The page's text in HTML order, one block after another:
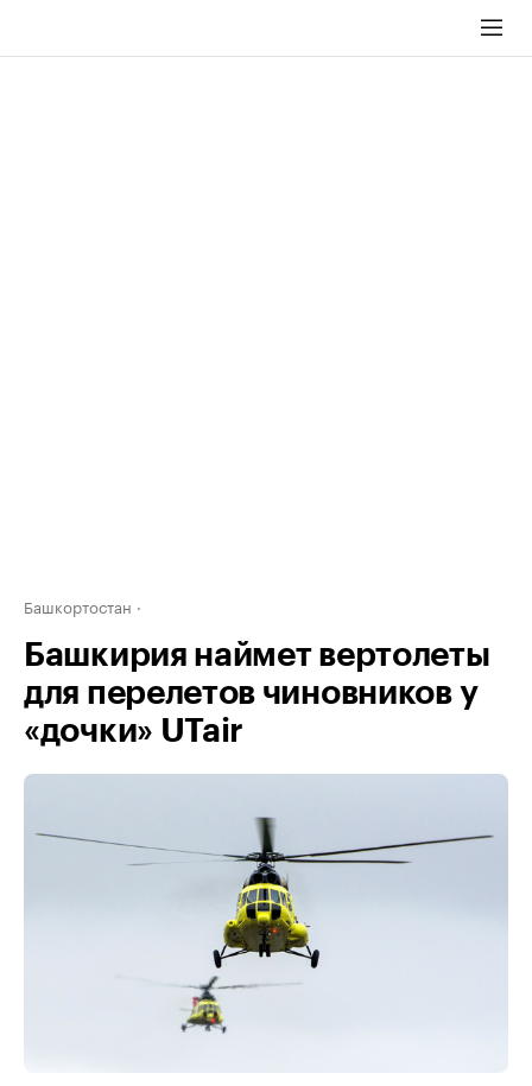
Башкортостан
Башкирия наймет вертолеты
для перелетов чиновников у
«дочки» UTair